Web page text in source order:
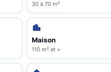
30 à 70 m²
Maison
110 m² et +